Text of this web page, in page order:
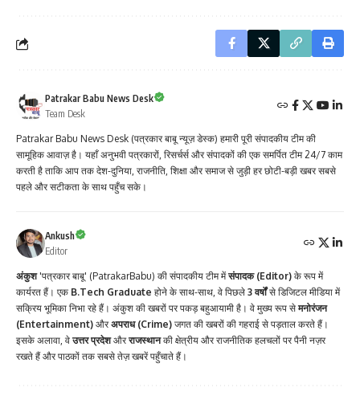
Patrakar Babu News Desk
Team Desk
Patrakar Babu News Desk (पत्रकार बाबू न्यूज़ डेस्क) हमारी पूरी संपादकीय टीम की
सामूहिक आवाज़ है। यहाँ अनुभवी पत्रकारों, रिसर्चर्स और संपादकों की एक समर्पित टीम 24/7 काम
करती है ताकि आप तक देश-दुनिया, राजनीति, शिक्षा और समाज से जुड़ी हर छोटी-बड़ी खबर सबसे
पहले और सटीकता के साथ पहुँच सके।
Ankush
Editor
अंकुश'पत्रकार बाबू' (PatrakarBabu) की संपादकीय टीम मेंसंपादक (Editor) के रूप में
कार्यरत हैं। एक B.Tech Graduate होने के साथ-साथ, वे पिछले 3 वर्षोंसे डिजिटल मीडिया में
सक्रिय भूमिका निभा रहे हैं। अंकुश की खबरों पर पकड़ बहुआयामी है। वे मुख्य रूप से मनोरंजन
(Entertainment) औरअपराध (Crime) जगत की खबरों की गहराई से पड़ताल करते हैं।
इसके अलावा, वे उत्तर प्रदेशऔरराजस्थानकी क्षेत्रीय और राजनीतिक हलचलों पर पैनी नज़र
रखते हैं और पाठकों तक सबसे तेज़ खबरें पहुँचाते हैं।